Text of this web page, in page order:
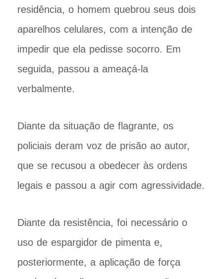
residência, o homem quebrou seus dois
aparelhos celulares, com a intenção de
impedir que ela pedisse socorro. Em
seguida, passou a ameaçá-la
verbalmente.
Diante da situação de flagrante, os
policiais deram voz de prisão ao autor,
que se recusou a obedecer às ordens
legais e passou a agir com agressividade.
Diante da resistência, foi necessário o
uso de espargidor de pimenta e,
posteriormente, a aplicação de força